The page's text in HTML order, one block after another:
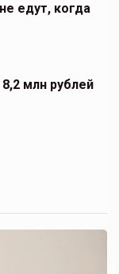
едут, когда
млн рублей